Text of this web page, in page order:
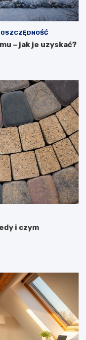
– jak je uzyskać?
i czym